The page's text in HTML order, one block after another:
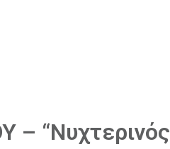
– “Νυχτερινός